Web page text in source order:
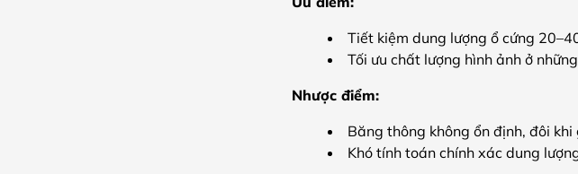
Tiết kiệm dung lượng ổ cứng
Tối ưu chất lượng hình ảnh ở
Nhược điểm:
Băng thông không ổn định, đôi
Khó tính toán chính xác dung